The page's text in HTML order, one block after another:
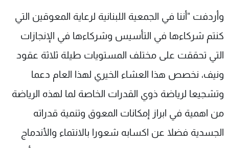
وأردفت "أننا في الجمعية اللبنانية لرعاية المعوقين التي
كنتم شركاءها في التأسيس وشركاءها في الإنجازات
التي تحققت على مختلف المستويات طيلة ثلاثة عقود
ونيف، ‏نخصص هذا العشاء الخيري لهذا العام دعما
وتشجيعا لرياضة ذوي القدرات الخاصة لما لهذه الرياضة
من اهمية في ابراز إمكانات المعوق وتنمية قدراته
الجسدية فضلا عن اكسابه شعورا بالانتماء والأندماج